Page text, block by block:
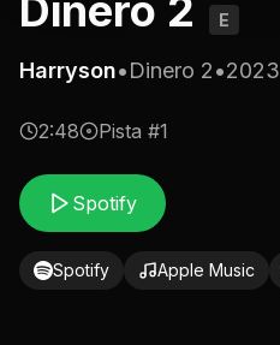
Dinero 2 E
Harryson•Dinero 2•2023
2:48 Pista #1
Spotify
Spotify Apple Music